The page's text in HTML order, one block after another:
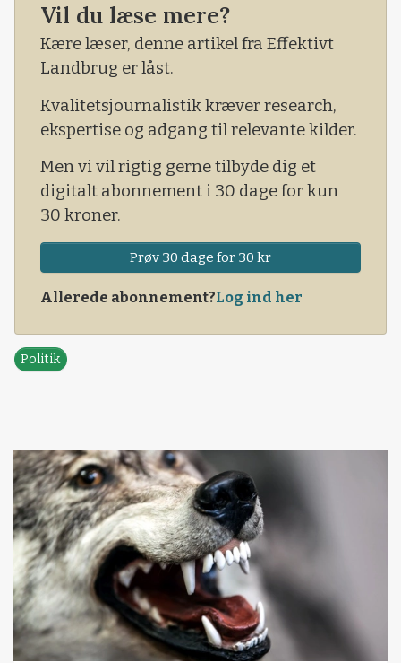
Sådan lyder udmeldingen fra Venstres
landbrugsordfører Erling Bonnesen om
mandagens landbrugsaftale.
Vil du læse mere?
Kære læser, denne artikel fra Effektivt
Landbrug er låst.
Kvalitetsjournalistik kræver research,
ekspertise og adgang til relevante kilder.
Men vi vil rigtig gerne tilbyde dig et
digitalt abonnement i 30 dage for kun
30 kroner.
Prøv 30 dage for 30 kr
Allerede abonnement?Log ind her
Politik